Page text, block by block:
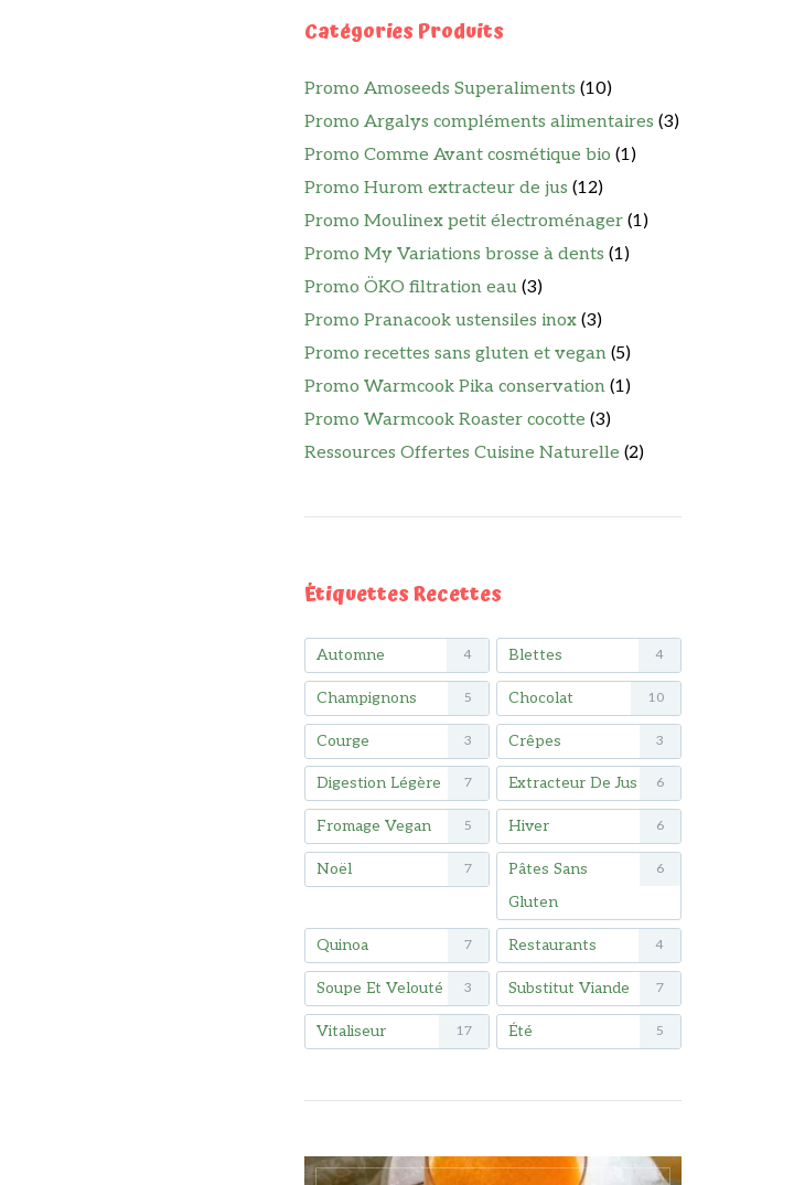
Catégories Produits
Promo Amoseeds Superaliments (10)
Promo Argalys compléments alimentaires (3)
Promo Comme Avant cosmétique bio (1)
Promo Hurom extracteur de jus (12)
Promo Moulinex petit électroménager (1)
Promo My Variations brosse à dents (1)
Promo ÖKO filtration eau (3)
Promo Pranacook ustensiles inox (3)
Promo recettes sans gluten et vegan (5)
Promo Warmcook Pika conservation (1)
Promo Warmcook Roaster cocotte (3)
Ressources Offertes Cuisine Naturelle (2)
Étiquettes Recettes
Automne 4 Blettes 4
Champignons 5 Chocolat 10
Courge 3 Crêpes 3
Digestion Légère 7 Extracteur De Jus 6
Fromage Vegan 5 Hiver 6
Noël 7
Pâtes Sans
Gluten
6
Quinoa 7 Restaurants 4
Soupe Et Velouté 3 Substitut Viande 7
Vitaliseur 17 Été 5